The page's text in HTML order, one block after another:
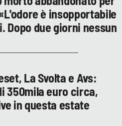
è insopportabile
Dopo due giorni nessun
La Svolta e Avs:
350mila euro circa,
in questa estate